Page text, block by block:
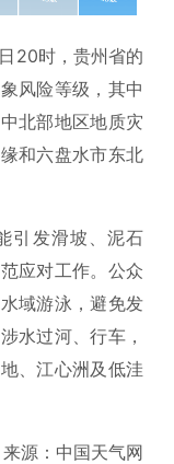
20时，贵州省的
风险等级，其中
北部地区地质灾
和六盘水市东北
引发滑坡、泥石
应对工作。公众
域游泳，避免发
水过河、行车，
、江心洲及低洼
来源：中国天气网